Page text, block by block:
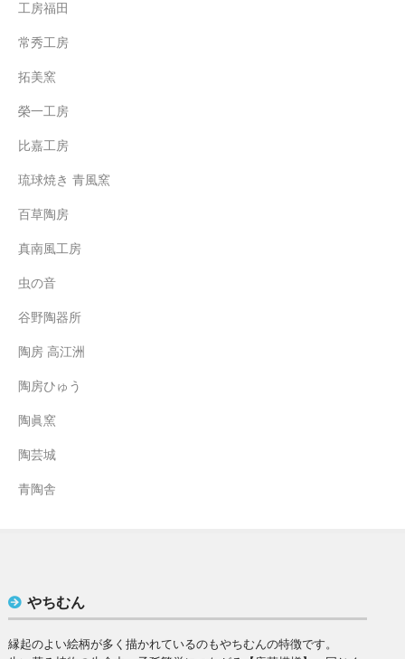
工房福田
常秀工房
拓美窯
榮一工房
比嘉工房
琉球焼き 青風窯
百草陶房
真南風工房
虫の音
谷野陶器所
陶房 高江洲
陶房ひゅう
陶眞窯
陶芸城
青陶舎
やちむん
縁起のよい絵柄が多く描かれているのもやちむんの特徴です。